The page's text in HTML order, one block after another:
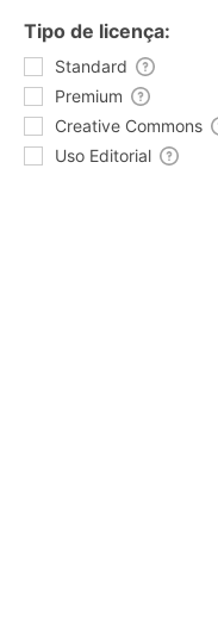
Tipo de licença:
Standard
Premium
Creative Commons
Uso Editorial